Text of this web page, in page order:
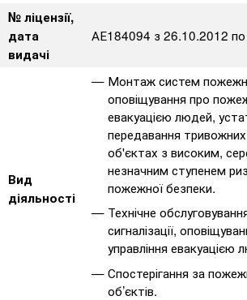
№ ліцензії,
дата
видачі
АЕ184094 з 26.10.2012
Вид
діяльності
Монтаж систем
оповіщування про
евакуацією людей,
передавання
об'єктах з високим,
незначним ступенем
пожежної безпеки.
Технічне
сигналізації,
управління евакуацією
Спостерігання за
об’єктів.